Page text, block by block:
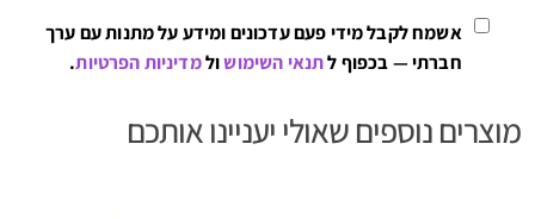
אשמח לקבל מידי פעם עדכונים ומידע על מתנות עם ערך
חברתי — בכפוף לתנאי השימושולמדיניות הפרטיות.
מוצרים נוספים שאולי יעניינו אותכם